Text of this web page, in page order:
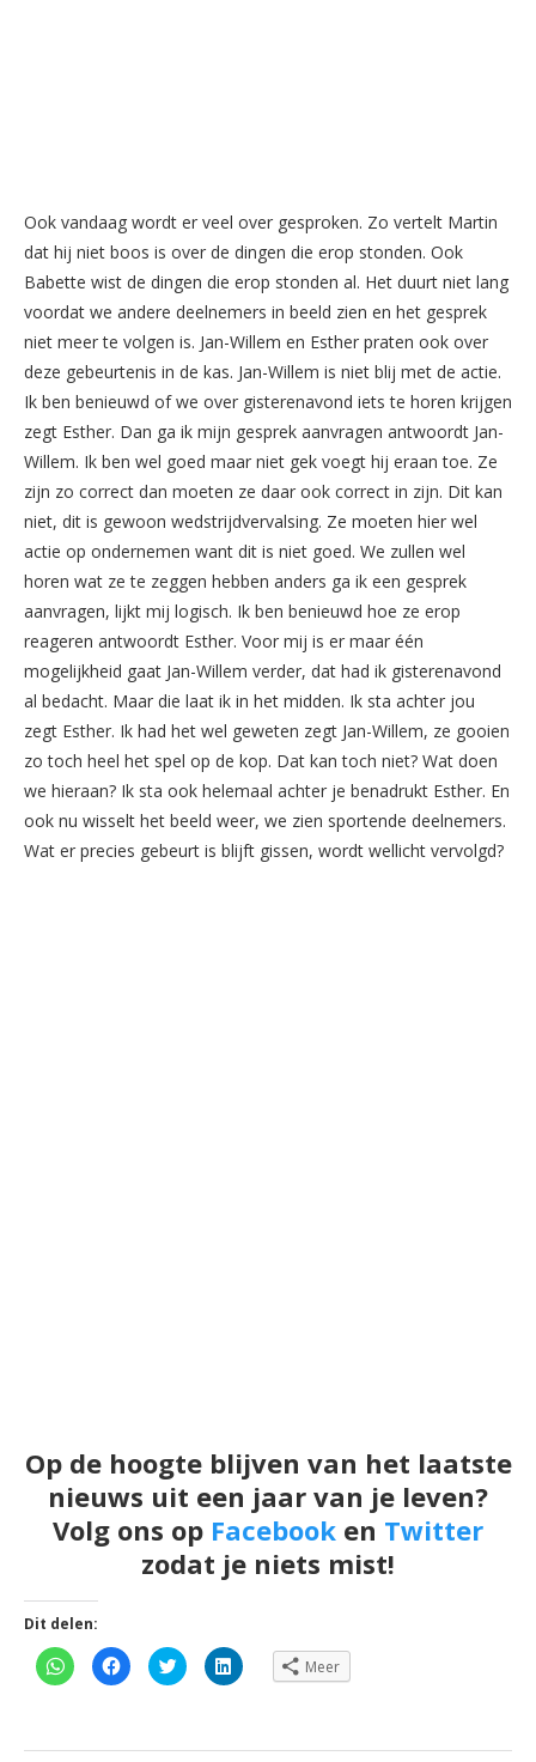
Ook vandaag wordt er veel over gesproken. Zo vertelt Martin
dat hij niet boos is over de dingen die erop stonden. Ook
Babette wist de dingen die erop stonden al. Het duurt niet lang
voordat we andere deelnemers in beeld zien en het gesprek
niet meer te volgen is. Jan-Willem en Esther praten ook over
deze gebeurtenis in de kas. Jan-Willem is niet blij met de actie.
Ik ben benieuwd of we over gisterenavond iets te horen krijgen
zegt Esther. Dan ga ik mijn gesprek aanvragen antwoordt Jan-
Willem. Ik ben wel goed maar niet gek voegt hij eraan toe. Ze
zijn zo correct dan moeten ze daar ook correct in zijn. Dit kan
niet, dit is gewoon wedstrijdvervalsing. Ze moeten hier wel
actie op ondernemen want dit is niet goed. We zullen wel
horen wat ze te zeggen hebben anders ga ik een gesprek
aanvragen, lijkt mij logisch. Ik ben benieuwd hoe ze erop
reageren antwoordt Esther. Voor mij is er maar één
mogelijkheid gaat Jan-Willem verder, dat had ik gisterenavond
al bedacht. Maar die laat ik in het midden. Ik sta achter jou
zegt Esther. Ik had het wel geweten zegt Jan-Willem, ze gooien
zo toch heel het spel op de kop. Dat kan toch niet? Wat doen
we hieraan? Ik sta ook helemaal achter je benadrukt Esther. En
ook nu wisselt het beeld weer, we zien sportende deelnemers.
Wat er precies gebeurt is blijft gissen, wordt wellicht vervolgd?
Op de hoogte blijven van het laatste
nieuws uit een jaar van je leven?
Volg ons op Facebook en Twitter
zodat je niets mist!
Dit delen:
Klik
om
(Wordt
Klik
om
(Wordt
Klik
om
(Wordt
Klik
om
(Wordt
Meer